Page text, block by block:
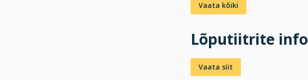
Vaata kõiki
Lõputiitrite info
Vaata siit